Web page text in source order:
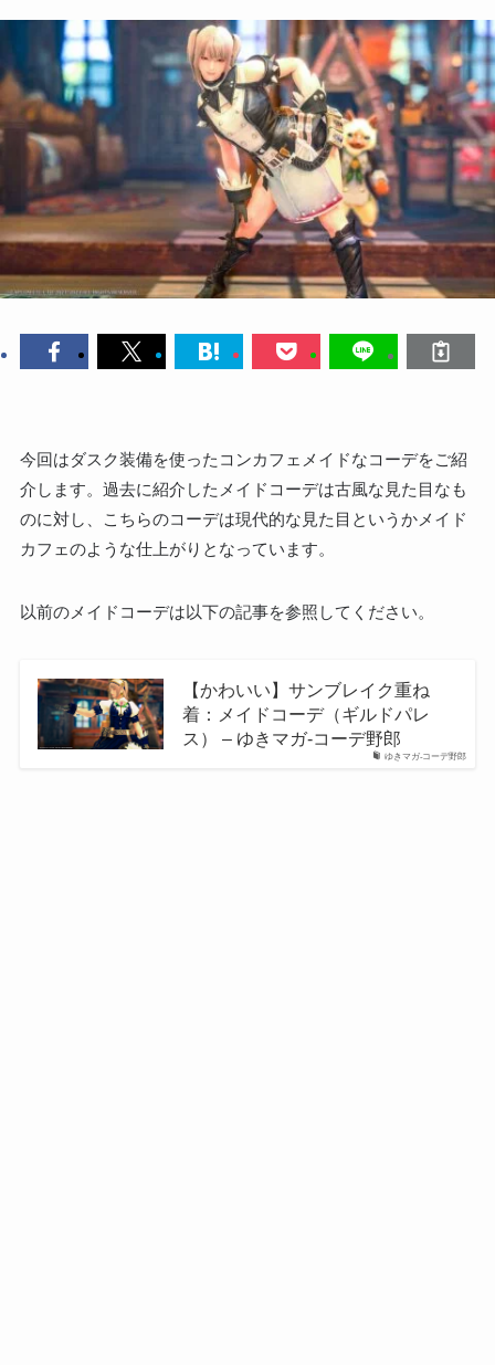
今回はダスク装備を使ったコンカフェメイドなコーデをご紹
介します。過去に紹介したメイドコーデは古風な見た目なも
のに対し、こちらのコーデは現代的な見た目というかメイド
カフェのような仕上がりとなっています。
以前のメイドコーデは以下の記事を参照してください。
ゆきマガ-コーデ野郎
【かわいい】サンブレイク重ね
着：メイドコーデ（ギルドパレ
ス） – ゆきマガ-コーデ野郎